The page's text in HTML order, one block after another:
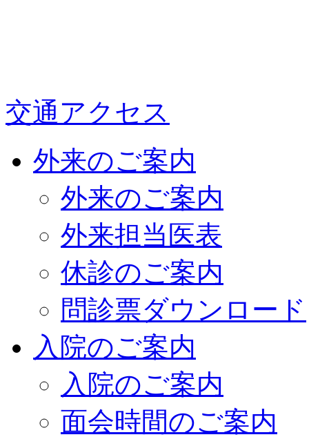
交通アクセス
外来のご案内
外来のご案内
外来担当医表
休診のご案内
問診票ダウンロード
入院のご案内
入院のご案内
面会時間のご案内